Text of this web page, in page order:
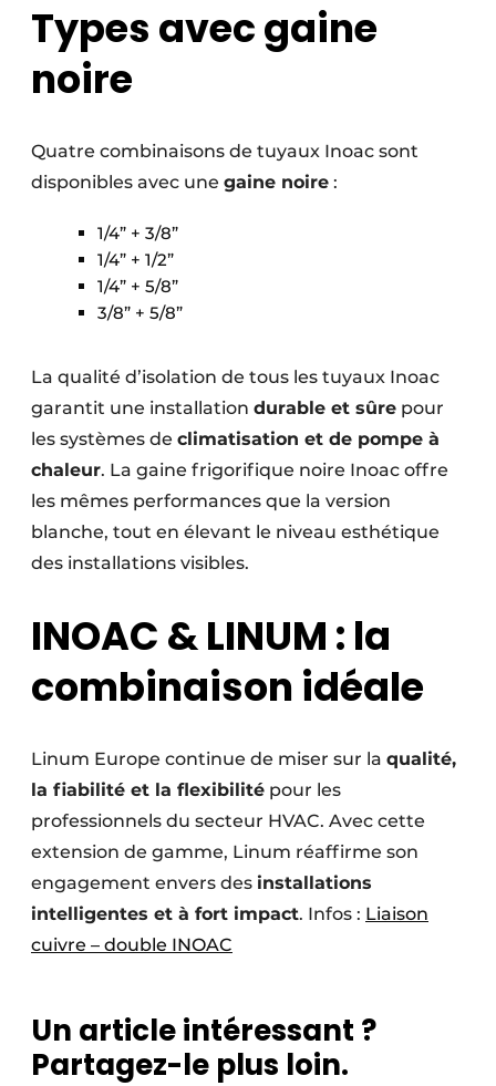
Types avec gaine
noire
Quatre combinaisons de tuyaux Inoac sont
disponibles avec une gaine noire :
1/4” + 3/8”
1/4” + 1/2”
1/4” + 5/8”
3/8” + 5/8”
La qualité d’isolation de tous les tuyaux Inoac
garantit une installation durable et sûre pour
les systèmes de climatisation et de pompe à
chaleur. La gaine frigorifique noire Inoac offre
les mêmes performances que la version
blanche, tout en élevant le niveau esthétique
des installations visibles.
INOAC & LINUM : la
combinaison idéale
Linum Europe continue de miser sur la qualité,
la fiabilité et la flexibilité pour les
professionnels du secteur HVAC. Avec cette
extension de gamme, Linum réaffirme son
engagement envers des installations
intelligentes et à fort impact. Infos : Liaison
cuivre – double INOAC
Un article intéressant ?
Partagez-le plus loin.